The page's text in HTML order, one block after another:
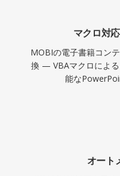
マクロ対
MOBIの電子書籍コン
換 — VBAマクロによ
能な
オート